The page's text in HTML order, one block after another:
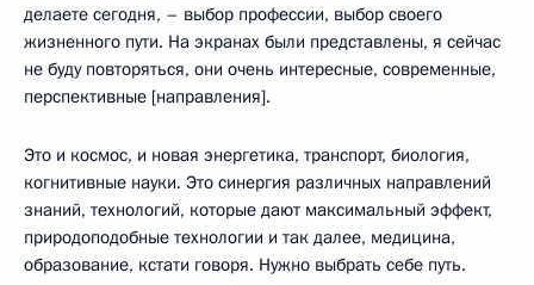
делаете сегодня, – выбор профессии, выбор своего
жизненного пути. На экранах были представлены, я сейчас
не буду повторяться, они очень интересные, современные,
перспективные [направления].
Это и космос, и новая энергетика, транспорт, биология,
когнитивные науки. Это синергия различных направлений
знаний, технологий, которые дают максимальный эффект,
природоподобные технологии и так далее, медицина,
образование, кстати говоря. Нужно выбрать себе путь.